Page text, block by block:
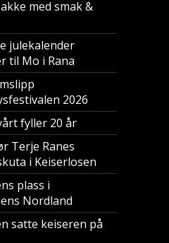
med smak &
julekalender
til Mo i Rana
2026
fyller 20 år
Terje Ranes
i Keiserlosen
plass i
Nordland
satte keiseren på